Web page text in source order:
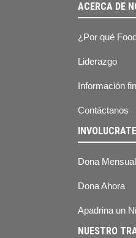
ACERCA DE
¿Por qué
Liderazgo
Información
Contáctanos
INVOLUCRATE
Dona
Dona Ahora
Apadrina un
NUESTRO